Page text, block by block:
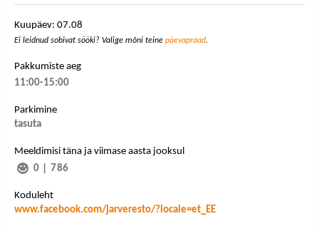
Kuupäev: 07.08
Ei leidnud sobivat sööki? Valige mõni teine päevapraad.
Pakkumiste aeg
11:00-15:00
Parkimine
tasuta
Meeldimisi täna ja viimase aasta jooksul
0
786
Koduleht
www.facebook.com/jarveresto/?locale=et_EE